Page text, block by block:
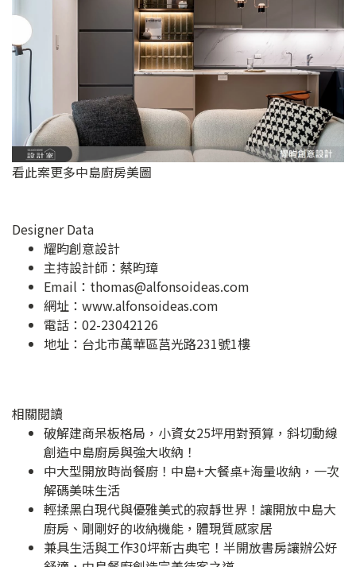
看此案更多中島廚房美圖
Designer Data
耀昀創意設計
主持設計師：蔡昀璋
Email： thomas@alfonsoideas.com
網址： www.alfonsoideas.com
電話：02-23042126
地址： 台北市萬華區莒光路231號1樓
相關閱讀
破解建商呆板格局，小資女25坪用對預算，斜切動線
創造中島廚房與強大收納！
中大型開放時尚餐廚！中島+大餐桌+海量收納，一次
解碼美味生活
輕揉黑白現代與優雅美式的寂靜世界！讓開放中島大
廚房、剛剛好的收納機能，體現質感家居
兼具生活與工作30坪新古典宅！半開放書房讓辦公好